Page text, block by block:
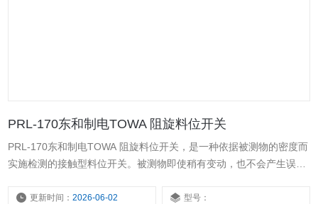
PRL-170东和制电TOWA 阻旋料位开关
PRL-170东和制电TOWA 阻旋料位开关，是一种依据被测物的密度而
实施检测的接触型料位开关。被测物即使稍有变动，也不会产生误动
可。料位传感器日本东和堵料开关，是一种简单的机械方式装置，与
更新时间：2026-06-02 型号：